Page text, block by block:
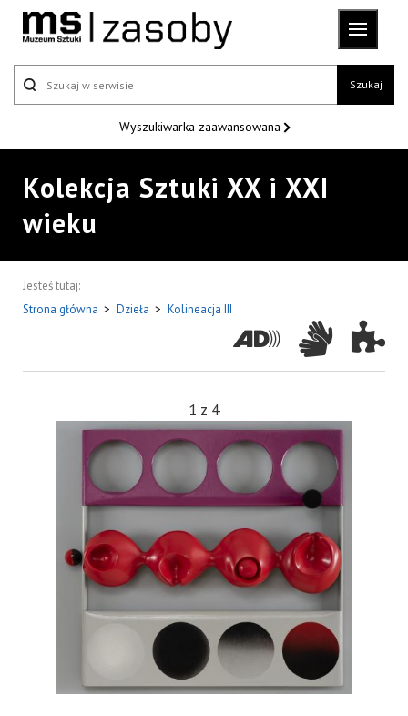
Szukaj
Wyszukiwarka zaawansowana
Kolekcja Sztuki XX i XXI
wieku
Jesteś tutaj:
Strona główna > Dzieła > Kolineacja III
1 z 4